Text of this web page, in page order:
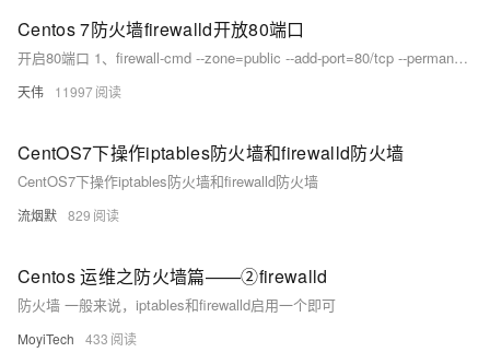
Centos 7防火墙firewalld开放80端口
开启80端口 1、firewall-cmd --zone=public --add-port=80/tcp --permanent 出现success表明添加成功 命令含义： --zone #作用域 --add-port=80/tcp #添加端口，格...
天伟 11997
CentOS7下操作iptables防火墙和firewalld防火墙
CentOS7下操作iptables防火墙和firewalld防火墙
流烟默 829
Centos 运维之防火墙篇——②firewalld
防火墙 一般来说，iptables和firewalld启用一个即可
MoyiTech 433